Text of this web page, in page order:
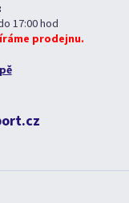
17:00 hod
prodejnu.